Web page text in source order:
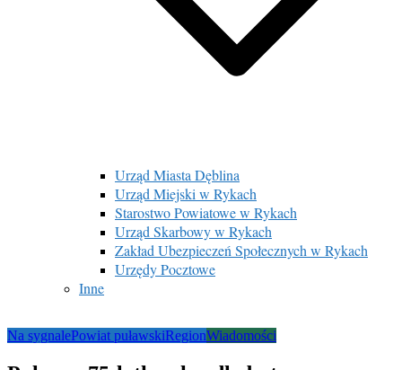
Urząd Miasta Dęblina
Urząd Miejski w Rykach
Starostwo Powiatowe w Rykach
Urząd Skarbowy w Rykach
Zakład Ubezpieczeń Społecznych w Rykach
Urzędy Pocztowe
Inne
Na sygnalePowiat puławskiRegionWiadomości